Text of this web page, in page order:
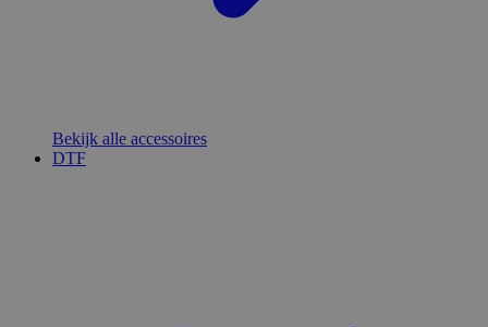
Bekijk alle accessoires
DTF